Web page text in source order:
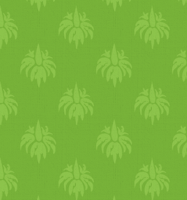
hosszú, 3-4 mm
nagyon vékonyan
széles) - 1 cso mag
vékonyan
db közepesrépa
,
hosszú, 3-4 mm